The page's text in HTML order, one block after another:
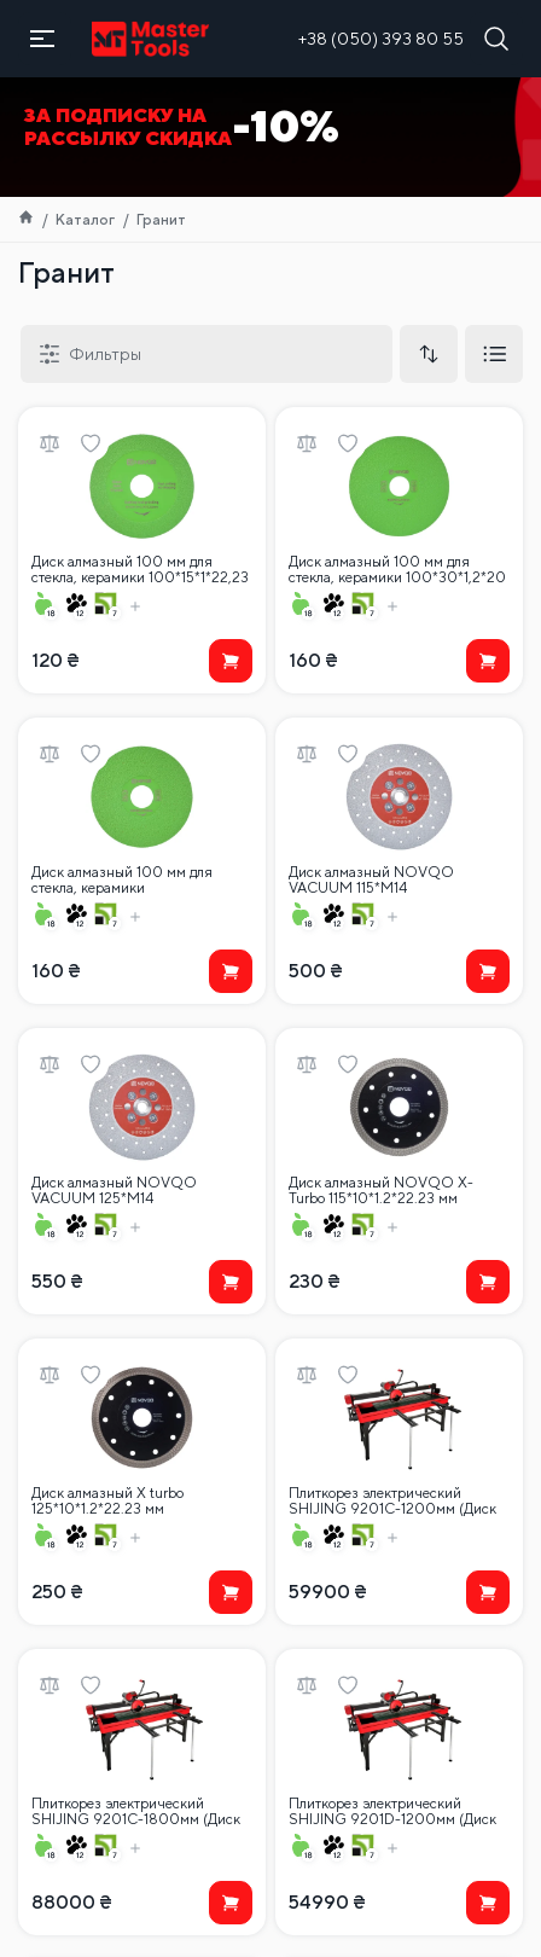
+38 (050) 393 80 55
RU
ЗА ПОДПИСКУ НА
РАССЫЛКУ СКИДКА-10%
Каталог Гранит
Гранит
Фильтры
Диск алмазный 100 мм для
стекла, керамики 100*15*1*22,23
120 ₴
Диск алмазный 100 мм для
стекла, керамики 100*30*1,2*20
160 ₴
Диск алмазный 100 мм для
стекла, керамики
100*30*1,2*22,23
160 ₴
Диск алмазный NOVQO
VACUUM 115*M14
500 ₴
Диск алмазный NOVQO
VACUUM 125*M14
550 ₴
Диск алмазный NOVQO X-
Turbo 115*10*1.2*22.23 мм
230 ₴
Диск алмазный X turbo
125*10*1.2*22.23 мм
250 ₴
Плиткорез электрический
SHIJING 9201C-1200мм (Диск
120 мм) с ЖК-дисплеем
59900 ₴
Плиткорез электрический
SHIJING 9201C-1800мм (Диск
120 мм) с ЖК-дисплеем
88000 ₴
Плиткорез электрический
SHIJING 9201D-1200мм (Диск
120 мм) с ЖК-дисплеем
54990 ₴